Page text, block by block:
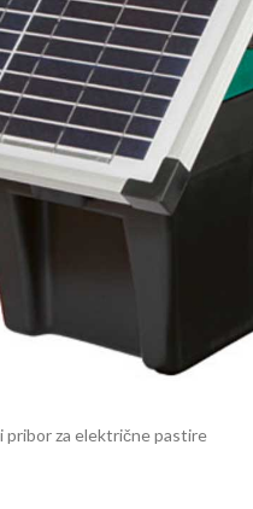
dana.
pribor za električne pastire